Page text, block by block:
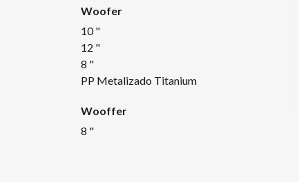
Woofer
10 "
12 "
8 "
PP Metalizado Titanium
Wooffer
8 "